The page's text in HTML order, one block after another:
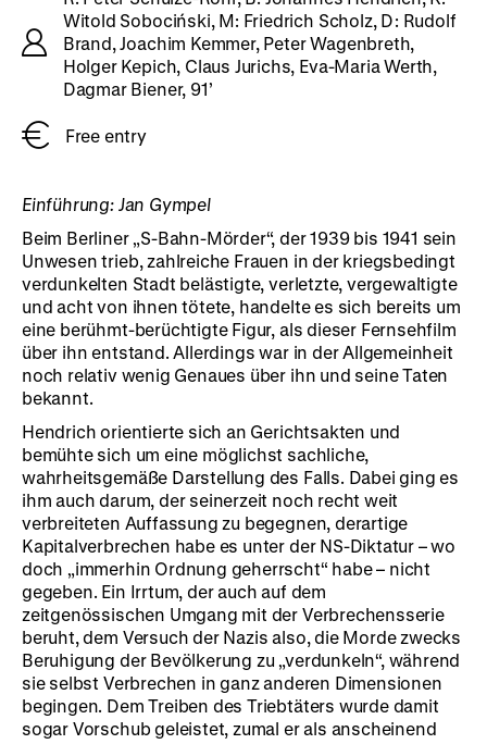
Witold Sobociński, M: Friedrich Scholz, D: Rudolf
Brand, Joachim Kemmer, Peter Wagenbreth,
Holger Kepich, Claus Jurichs, Eva-Maria Werth,
Dagmar Biener, 91’
Free entry
Einführung: Jan Gympel
Beim Berliner „S-Bahn-Mörder“, der 1939 bis 1941 sein
Unwesen trieb, zahlreiche Frauen in der kriegsbedingt
verdunkelten Stadt belästigte, verletzte, vergewaltigte
und acht von ihnen tötete, handelte es sich bereits um
eine berühmt-berüchtigte Figur, als dieser Fernsehfilm
über ihn entstand. Allerdings war in der Allgemeinheit
noch relativ wenig Genaues über ihn und seine Taten
bekannt.
Hendrich orientierte sich an Gerichtsakten und
bemühte sich um eine möglichst sachliche,
wahrheitsgemäße Darstellung des Falls. Dabei ging es
ihm auch darum, der seinerzeit noch recht weit
verbreiteten Auffassung zu begegnen, derartige
Kapitalverbrechen habe es unter der NS-Diktatur – wo
doch „immerhin Ordnung geherrscht“ habe – nicht
gegeben. Ein Irrtum, der auch auf dem
zeitgenössischen Umgang mit der Verbrechensserie
beruht, dem Versuch der Nazis also, die Morde zwecks
Beruhigung der Bevölkerung zu „verdunkeln“, während
sie selbst Verbrechen in ganz anderen Dimensionen
begingen. Dem Treiben des Triebtäters wurde damit
sogar Vorschub geleistet, zumal er als anscheinend